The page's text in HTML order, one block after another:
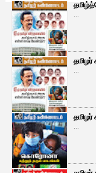
...
...
...